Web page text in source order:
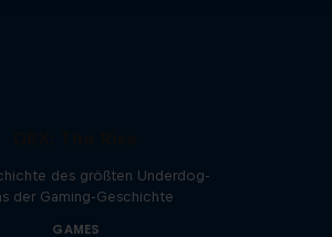
des größten Underdog-
der Gaming-Geschichte
GAMES